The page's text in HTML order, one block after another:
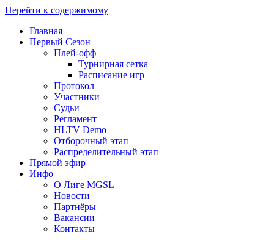
Перейти к содержимому
Главная
Первый Сезон
Плей-офф
Турнирная сетка
Расписание игр
Протокол
Участники
Судьи
Регламент
HLTV Demo
Отборочный этап
Распределительный этап
Прямой эфир
Инфо
О Лиге MGSL
Новости
Партнёры
Вакансии
Контакты